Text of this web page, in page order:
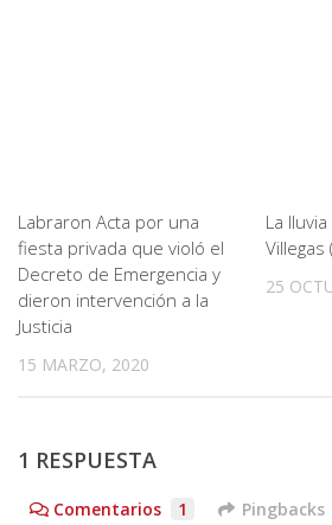
Labraron Acta por una
fiesta privada que violó el
Decreto de Emergencia y
dieron intervención a la
Justicia
15 MARZO, 2020
La
25
1 RESPUESTA
Comentarios 1 Pingbacks